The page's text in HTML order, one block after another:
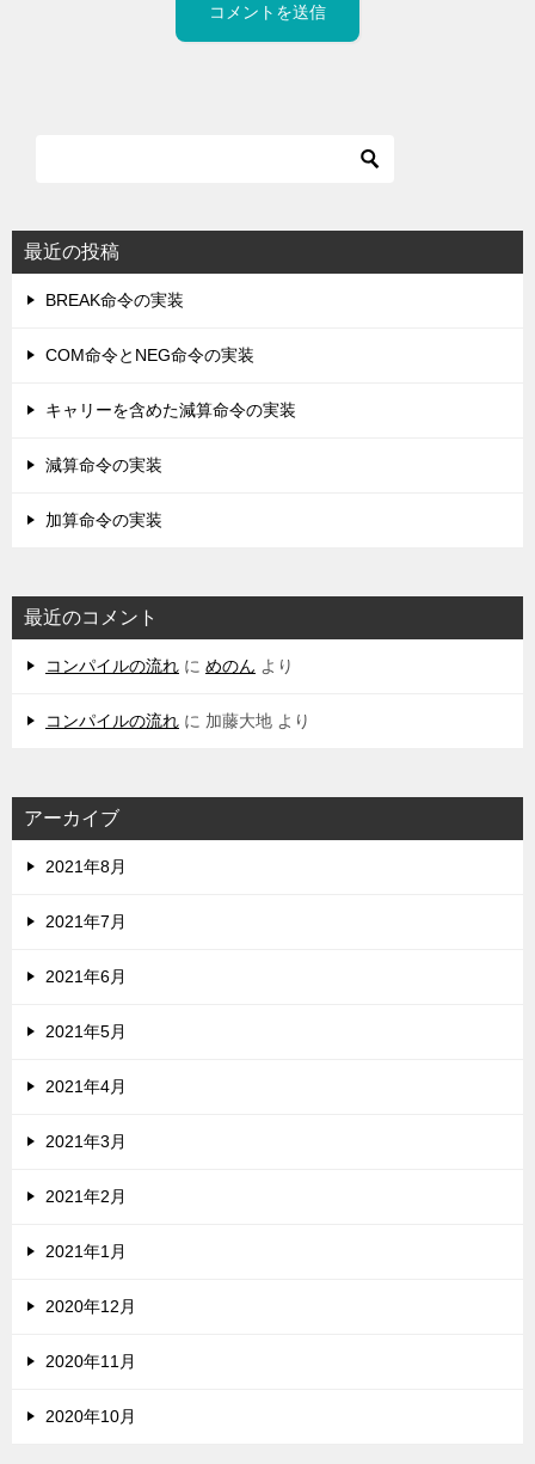
最近の投稿
BREAK命令の実装
COM命令とNEG命令の実装
キャリーを含めた減算命令の実装
減算命令の実装
加算命令の実装
最近のコメント
コンパイルの流れ に めのん より
コンパイルの流れ に 加藤大地 より
アーカイブ
2021年8月
2021年7月
2021年6月
2021年5月
2021年4月
2021年3月
2021年2月
2021年1月
2020年12月
2020年11月
2020年10月